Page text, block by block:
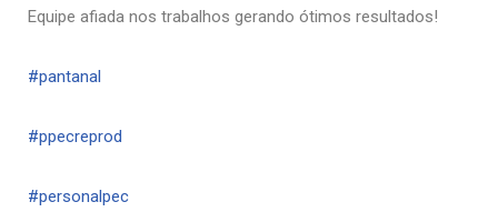
Equipe afiada nos trabalhos gerando ótimos resultados!
#pantanal
#ppecreprod
#personalpec